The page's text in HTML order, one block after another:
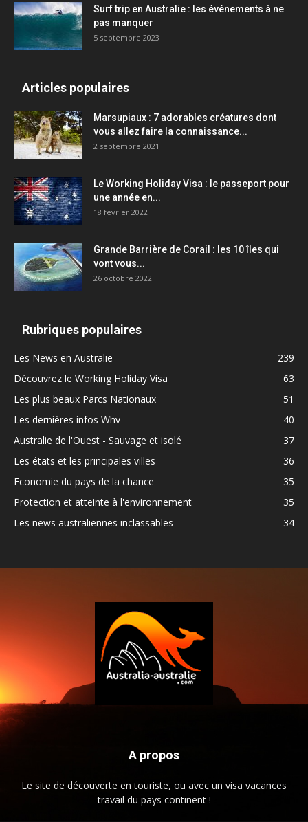
Surf trip en Australie : les événements à ne
pas manquer
5 septembre 2023
Articles populaires
Marsupiaux : 7 adorables créatures dont
vous allez faire la connaissance...
2 septembre 2021
Le Working Holiday Visa : le passeport pour
une année en...
18 février 2022
Grande Barrière de Corail : les 10 îles qui
vont vous...
26 octobre 2022
Rubriques populaires
Les News en Australie
239
Découvrez le Working Holiday Visa
63
Les plus beaux Parcs Nationaux
51
Les dernières infos Whv
40
Australie de l'Ouest - Sauvage et isolé
37
Les états et les principales villes
36
Economie du pays de la chance
35
Protection et atteinte à l'environnement
35
Les news australiennes inclassables
34
A propos
Le site de découverte en touriste, ou avec un visa vacances
travail du pays continent !